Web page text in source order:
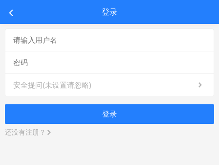
登录
安全提问(未设置请忽略)
登录
还没有注册？